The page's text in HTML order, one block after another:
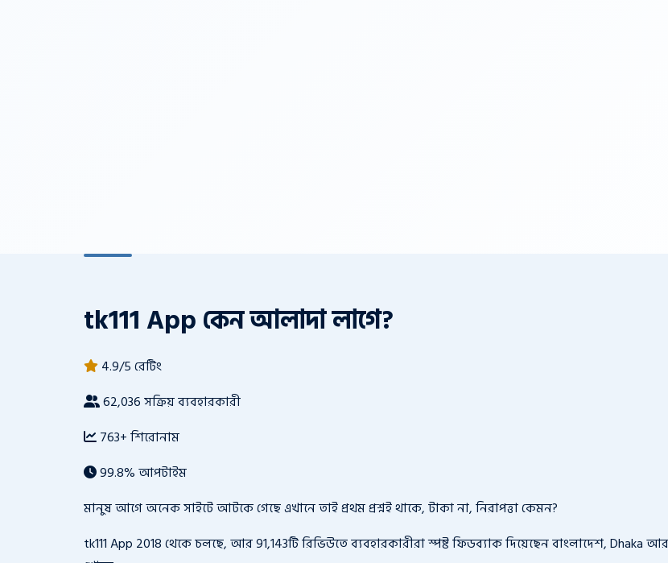
tk111 App কেন আলাদা লাগে?
4.9/5 রেটিং
62,036 সক্রিয় ব্যবহারকারী
763+ শিরোনাম
99.8% আপটাইম
মানুষ আগে অনেক সাইটে আটকে গেছে এখানে তাই প্রথম প্রশ্নই থাকে, টাকা না, নিরাপত্তা কেমন?
tk111 App 2018 থেকে চলছে, আর 91,143টি রিভিউতে ব্যবহারকারীরা স্পষ্ট ফিডব্যাক দিয়েছেন বাংলাদেশ,